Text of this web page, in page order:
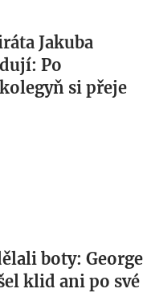
Jakuba
Po
si přeje
boty: George
klid ani po své